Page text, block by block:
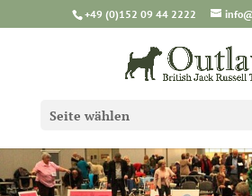
+49 (0)152 09 44 2222
Seite wählen